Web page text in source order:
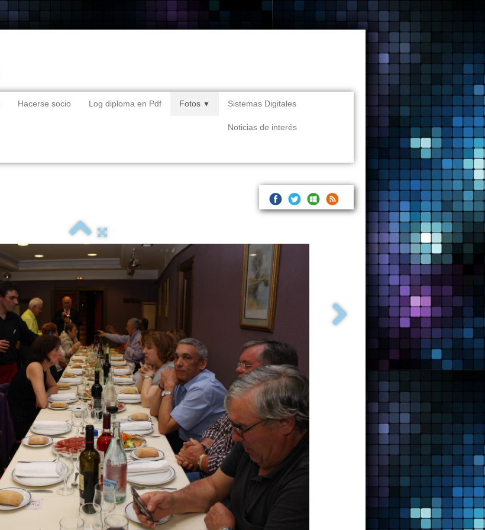
Hacerse socio Log diploma en Pdf Fotos ▼ Sistemas Digitales
Noticias de interés